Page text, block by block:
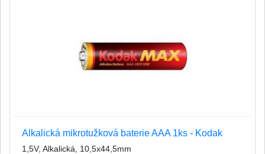
Alkalická mikrotužková baterie AAA 1ks - Kodak
1,5V, Alkalická, 10,5x44,5mm